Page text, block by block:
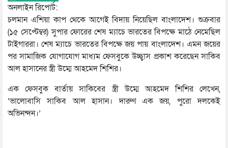
অনলাইন রিপোর্ট:
চলমান এশিয়া কাপ থেকে আগেই বিদায় নিয়েছিল বাংলাদেশ। শুক্রবার
(১৫ সেপ্টেম্বর) সুপার ফোরের শেষ ম্যাচে ভারতের বিপক্ষে মাঠে নেমেছিল
টাইগাররা। শেষ ম্যাচে ভারতের বিপক্ষে জয় পায় বাংলাদেশ। এমন জয়ের
পর সামাজিক যোগাযোগ মাধ্যম ফেসবুকে উচ্ছ্বাস প্রকাশ করেছেন সাকিব
আল হাসানের স্ত্রী উম্মে আহমেদ শিশির।
এক ফেসবুক বার্তায় সাকিবের স্ত্রী উম্মে আহমেদ শিশির লেখেন,
‘ভালোবাসি সাকিব আল হাসান। দারুণ এক জয়, পুরো দলকেই
অভিনন্দন।’